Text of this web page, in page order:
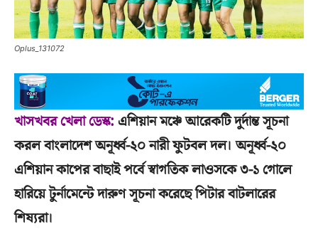
Oplus_131072
খাসখবর খেলা ডেস্ক: এশিয়ান মঞ্চে আরেকটি দুর্দান্ত সূচনা
করল বাংলাদেশ অনূর্ধ্ব-২০ নারী ফুটবল দল। অনূর্ধ্ব-২০
এশিয়ান কাপের বাছাই পর্বে স্বাগতিক লাওসকে ৩-১ গোলে
হারিয়ে টুর্নামেন্টে দারুণ সূচনা করেছে পিটার বাটলারের
শিষ্যরা।